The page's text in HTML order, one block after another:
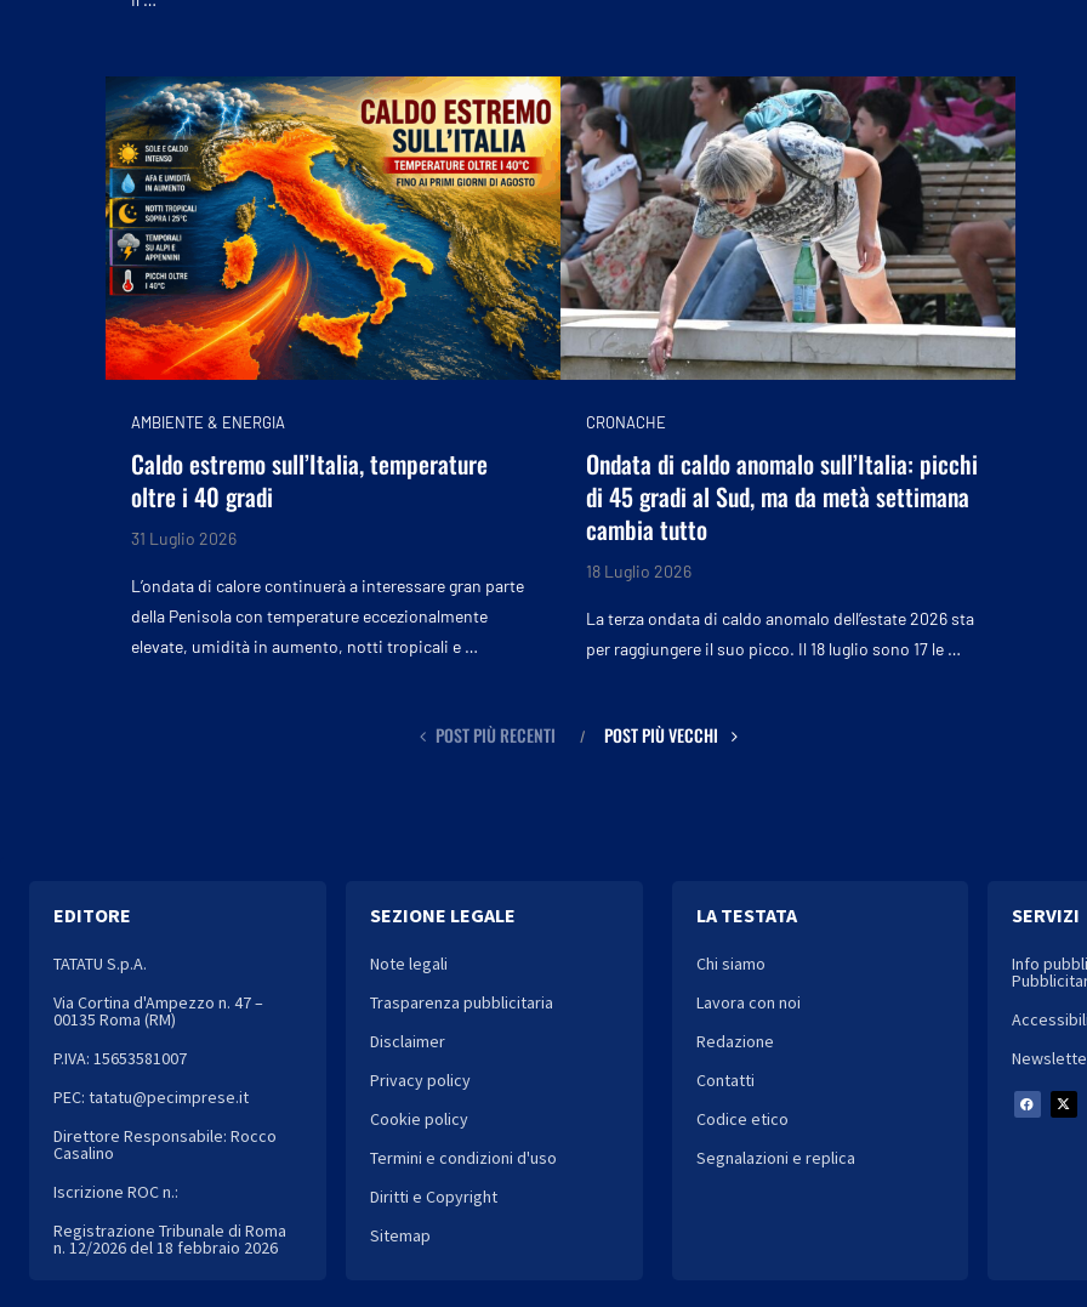
AMBIENTE & ENERGIA
Caldo estremo sull’Italia, temperature
oltre i 40 gradi
31 Luglio 2026
L’ondata di calore continuerà a interessare gran parte
della Penisola con temperature eccezionalmente
elevate, umidità in aumento, notti tropicali e …
CRONACHE
Ondata di caldo anomalo sull’Italia: picchi
di 45 gradi al Sud, ma da metà settimana
cambia tutto
18 Luglio 2026
La terza ondata di caldo anomalo dell’estate 2026 sta
per raggiungere il suo picco. Il 18 luglio sono 17 le …
POST PIÙ RECENTI POST PIÙ VECCHI
EDITORE
TATATU S.p.A.
Via Cortina d'Ampezzo n. 47 –
00135 Roma (RM)
P.IVA: 15653581007
PEC: tatatu@pecimprese.it
Direttore Responsabile: Rocco
Casalino
Iscrizione ROC n.:
Registrazione Tribunale di Roma
n. 12/2026 del 18 febbraio 2026
SEZIONE LEGALE
Note legali
Trasparenza pubblicitaria
Disclaimer
Privacy policy
Cookie policy
Termini e condizioni d'uso
Diritti e Copyright
Sitemap
LA TESTATA
Chi siamo
Lavora con noi
Redazione
Contatti
Codice etico
Segnalazioni e replica
SERVIZI
Info